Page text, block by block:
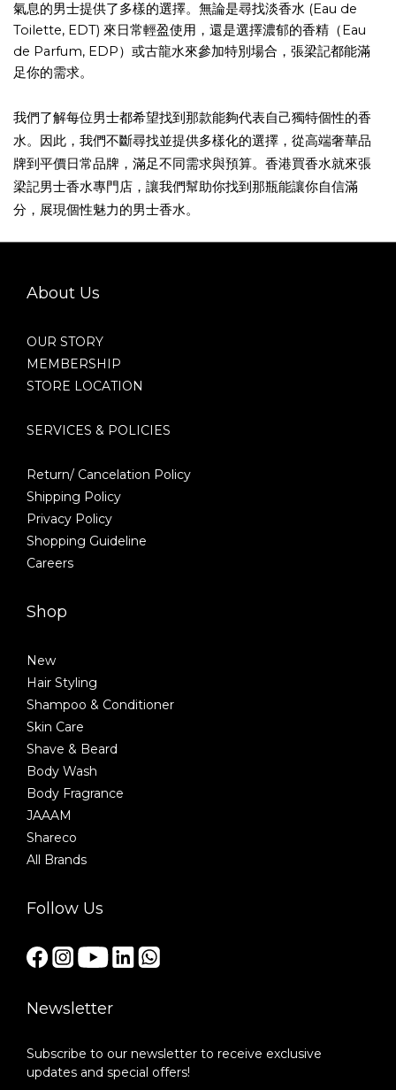
氣息的男士提供了多樣的選擇。無論是尋找淡香水 (Eau de
Toilette, EDT) 來日常輕盈使用，還是選擇濃郁的香精（Eau
de Parfum, EDP）或古龍水來參加特別場合，張梁記都能滿
足你的需求。
我們了解每位男士都希望找到那款能夠代表自己獨特個性的香
水。因此，我們不斷尋找並提供多樣化的選擇，從高端奢華品
牌到平價日常品牌，滿足不同需求與預算。香港買香水就來張
梁記男士香水專門店，讓我們幫助你找到那瓶能讓你自信滿
分，展現個性魅力的男士香水。
About Us
OUR STORY
MEMBERSHIP
STORE LOCATION
SERVICES & POLICIES
Return/ Cancelation Policy
Shipping Policy
Privacy Policy
Shopping Guideline
Careers
Shop
New
Hair Styling
Shampoo & Conditioner
Skin Care
Shave & Beard
Body Wash
Body Fragrance
JAAAM
Shareco
All Brands
Follow Us
Newsletter
Subscribe to our newsletter to receive exclusive
updates and special offers!